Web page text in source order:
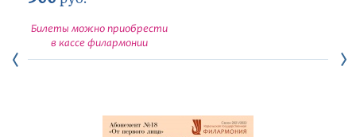
Новости
Билеты можно приобрести
в кассе филармонии